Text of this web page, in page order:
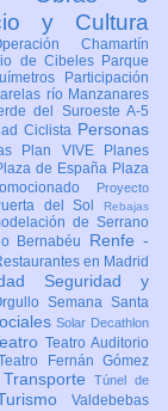
y Cultura
Chamartín
de Cibeles Parque
Participación
río Manzanares
del Suroeste A-5
Ciclista Personas
Plan VIVE
Planes
de España Plaza
Proyecto
del Sol Rebajas
de Serrano
Bernabéu Renfe -
en Madrid
Seguridad y
Semana Santa
Solar Decathlon
Teatro Auditorio
Fernán Gómez
TransporteTúnel de
Valdebebas